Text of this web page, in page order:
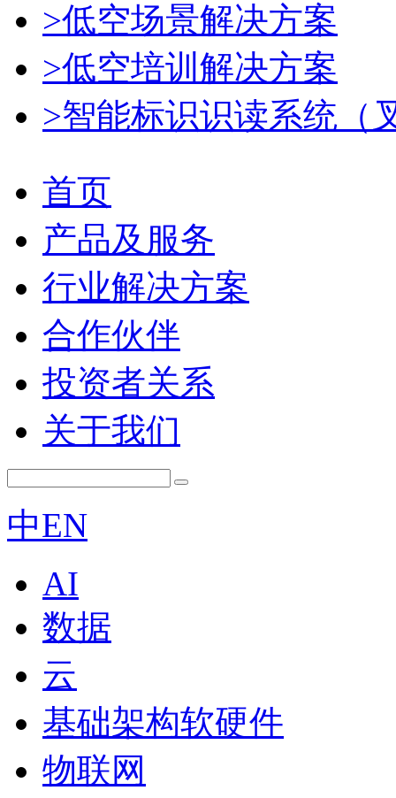
>低空场景解决方案
>低空培训解决方案
>智能标识识读系统（
首页
产品及服务
行业解决方案
合作伙伴
投资者关系
关于我们
中EN
AI
数据
云
基础架构软硬件
物联网